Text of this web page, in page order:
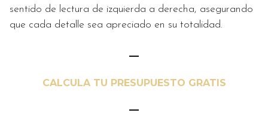
sentido de lectura de izquierda a derecha, asegurando
que cada detalle sea apreciado en su totalidad.
—
CALCULA TU PRESUPUESTO GRATIS
—